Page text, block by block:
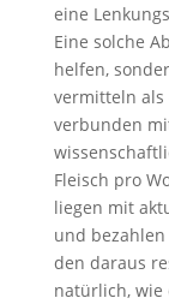
eine
Eine solche
helfen,
vermitteln als
verbunden
Fleisch pro
liegen mit
und bezahlen
den daraus
natürlich, wie